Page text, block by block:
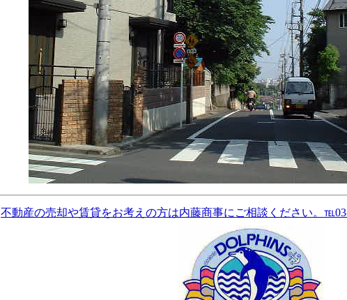
不動産の売却や賃貸をお考えの方は内藤商事にご相談ください。